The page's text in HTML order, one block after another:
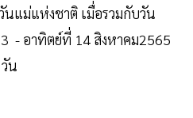
แม่แห่งชาติ เมื่อรวมกับวัน
- อาทิตย์ที่ 14 สิงหาคม2565
น